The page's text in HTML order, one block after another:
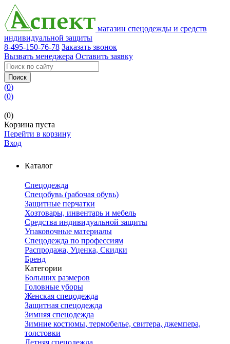
магазин спецодежды и средств
индивидуальной защиты
8-495-150-76-78 Заказать звонок
Вызвать менеджера Оставить заявку
Поиск
(0)
(0)
(0)
Корзина пуста
Перейти в корзину
Вход
Каталог
Спецодежда
Спецобувь (рабочая обувь)
Защитные перчатки
Хозтовары, инвентарь и мебель
Средства индивидуальной защиты
Упаковочные материалы
Спецодежда по профессиям
Распродажа, Уценка, Скидки
Бренд
Категории
Больших размеров
Головные уборы
Женская спецодежда
Защитная спецодежда
Зимняя спецодежда
Зимние костюмы, термобелье, свитера, джемпера,
толстовки
Летняя спецодежда